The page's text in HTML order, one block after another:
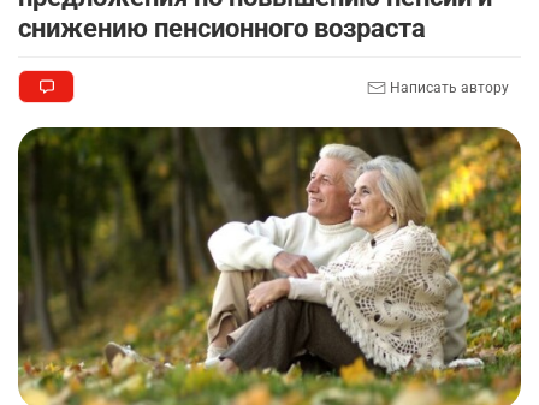
снижению пенсионного возраста
Написать автору